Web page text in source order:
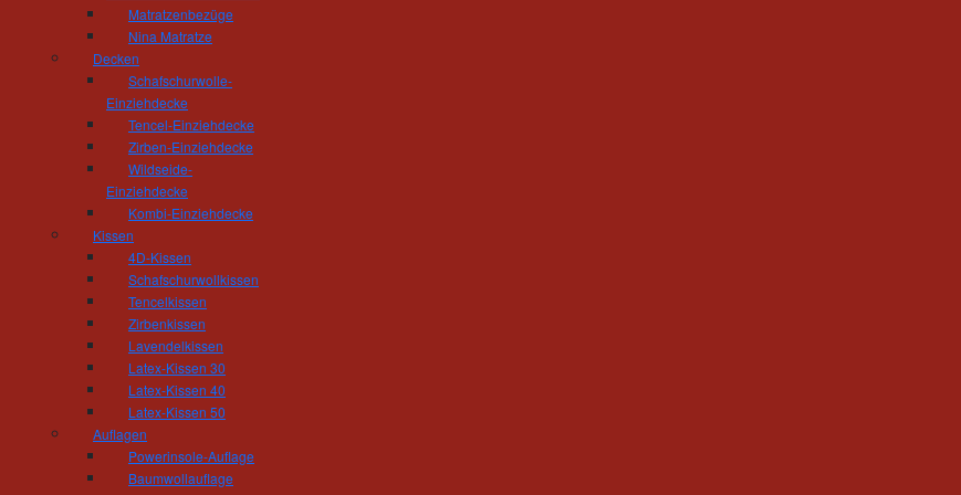
Matratzenbezüge
Nina Matratze
Decken
Schafschurwolle-
Einziehdecke
Tencel-Einziehdecke
Zirben-Einziehdecke
Wildseide-
Einziehdecke
Kombi-Einziehdecke
Kissen
4D-Kissen
Schafschurwollkissen
Tencelkissen
Zirbenkissen
Lavendelkissen
Latex-Kissen 30
Latex-Kissen 40
Latex-Kissen 50
Auflagen
Powerinsole-Auflage
Baumwollauflage
Inhaber Gert Hösel
09212 Limbach-Oberfrohna
Telefon: 03722 - 85 159
Fax: 03722 - 85 150
Montag - Donnerstag 10.00 - 18.00 Uhr
Freitag 10:00 - 16:00 Uhr
und nach Vereinbarung
Öffnungszeiten Werkstatt:
Montag - Donnerstag 06.30 - 16.00 Uhr
Freitag 06:30 - 14:00 Uhr